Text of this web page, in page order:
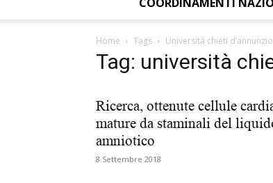
Home Tags Università chieti d’annunzio
Tag: università
Ricerca, ottenute cellule
mature da staminali del
amniotico
8 Settembre 2018